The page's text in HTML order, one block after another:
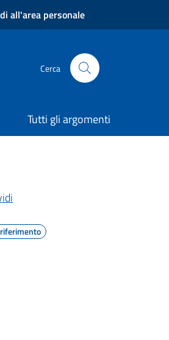
all'area personale
Cerca
Tutti gli argomenti